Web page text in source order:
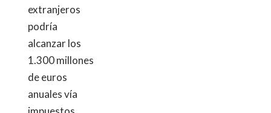
extranjeros
podría
alcanzar los
1.300 millones
de euros
anuales vía